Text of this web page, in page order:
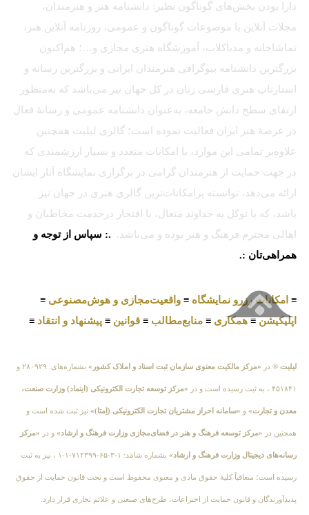
دارا بودن بخش‌های گوناگون نظیر: دانشنامه هنر و هنرمندان،
مجلات آنلاین با موضوعات گوناگون و عمومی، روزنامه آنلاین هنر،
تماشاخانه و مدیاکلاب، آموزشگاه هنری مجازی و…؛ هم‌اکنون
بزرگترین دانشنامه بیوگرافی هنرمندان ایرانی و بزرگترین رسانه و
استارتاپ هنری فارسی زبان در کل جهان نیز می‌باشد که به‌منظور
ارتقای سطح دانش جامعه، به‌عنوان دانشنامه عمومی و رسانهٔ فعال
در عرصهٔ هنر ایران فعالیت نموده است؛ گالری لیلیت همچنین
علاوه‌بر تمامی این موارد، با امکانات متعدد و بسیار ارزشمندی که
در جهت حمایت از هنرمندان گرامی در برگزاری نمایشگاه آثار ایشان
ارائه می‌دهد، توانسته پرامکانات‌ترین گالری هنری در جهان نیز
باشد، که با توکل به خداوند متعال، با افتخار درخدمت مخاطبان و
اهالی محترم فرهنگ و هنر بوده و می‌باشد. .: سپاس از توجه و
همراهی‌تان :.
≡ امکانات رزرو نمایشگاه ≡ واقعیت‌مجازی و هوش‌مصنوعی ≡
اپلیکیشن≡همکاری ≡ منابع‌مطالب ≡ قوانین ≡ پیشنهاد و انتقاد ≡
لیلیت ® در «مرکز مالکیت معنوی سازمان ثبت اسناد و املاک کشور» بشماره‌های: ۲۸۰۹۲۹ و
۴۵۱۸۴۱ ، به ثبت رسیده است و در «مرکز توسعه تجارت الکترونیکی (اینماد) وزارت صنعت،
معدن و تجارت» و «سامانه احراز مشتریان تجارت الکترونیکی (اِمتا)» نیز ثبت شده است و
همچنین در «مرکز توسعه فرهنگ و هنر در فضای‌مجازی وزارت فرهنگ و ارشاد» و در «مرکز
رسانه‌های دیجیتال وزارت فرهنگ و ارشاد» بشماره شامَد: ۱-۳-۶۵-۷۱۲۳۹۹-۱-۱ ، نیز به ثبت
رسیده است؛ متعاقباً کلیهٔ حقوق مادی و معنوی محفوظ است و تحت قانون حمایت از حقوق
پدیدآورندگان و قانون حمایت از اختراعات، طرح‌های صنعتی و علائم تجاری قرار دارد.